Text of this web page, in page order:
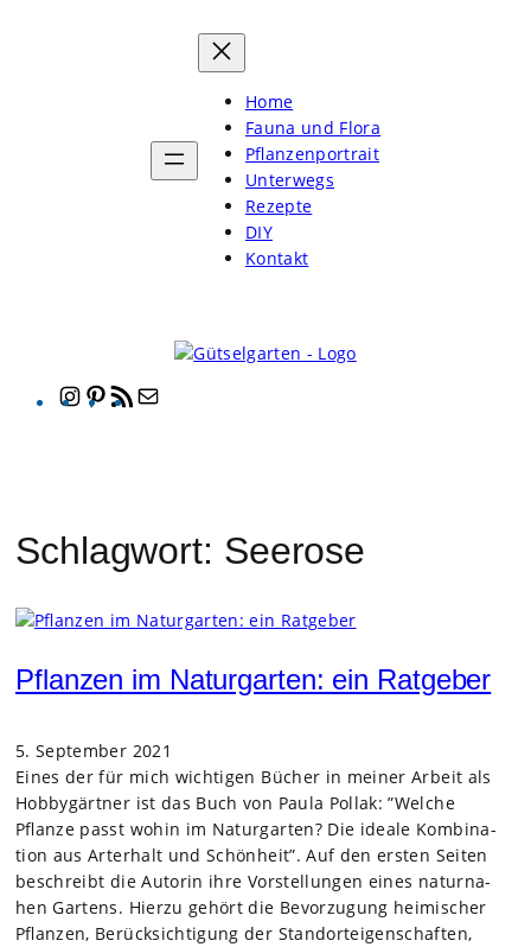
Home
Fauna und Flora
Pflanzenportrait
Unterwegs
Rezepte
DIY
Kontakt
Instagram
Pinterest
RSS-
Schlagwort: Seerose
Pflanzen im Naturgarten: ein Ratgeber
5. September 2021
Eines der für mich wich­ti­gen Bücher in mei­ner Arbeit als
Hob­by­gärt­ner ist das Buch von Paula Pollak: ”Wel­che
Pflanze passt wohin im Natur­gar­ten? Die ideale Kom­bi­na­
tion aus Art­erhalt und Schön­heit”. Auf den ers­ten Sei­ten
beschreibt die Autorin ihre Vor­stel­lun­gen eines natur­na­
hen Gar­tens. Hierzu gehört die Bevor­zu­gung hei­mi­scher
Pflan­zen, Berück­sich­ti­gung der Stand­ort­ei­gen­schaf­ten,